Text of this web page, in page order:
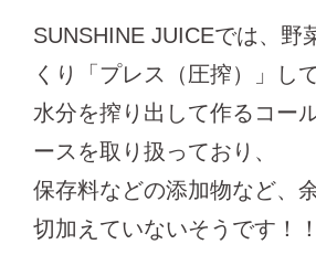
SUNSHINE JUICEでは、野
くり「プレス（圧搾）」し
水分を搾り出して作るコー
ースを取り扱っており、
保存料などの添加物など、
切加えていないそうです！！